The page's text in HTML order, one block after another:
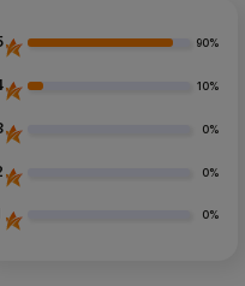
90%
10%
0%
0%
0%